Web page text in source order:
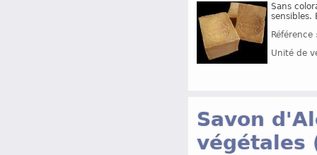
Sans
sensibles.
Unité de
Savon
végétales